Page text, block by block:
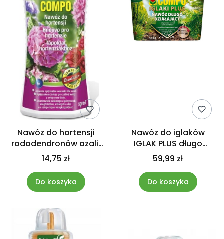
Nawóz do hortensji
rododendronów azalii
500ml Compo
14,75 zł
Do koszyka
Nawóz do iglaków
IGLAK PLUS długo
działający 4,5 kg
Compo
59,99 zł
Do koszyka